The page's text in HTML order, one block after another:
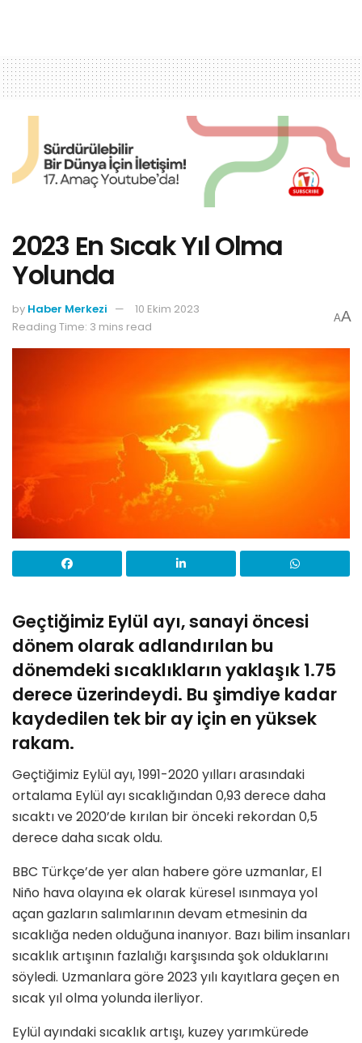
2023 En Sıcak Yıl Olma
Yolunda
by Haber Merkezi
10 Ekim 2023
Reading Time: 3 mins read
AA
Geçtiğimiz Eylül ayı, sanayi öncesi
dönem olarak adlandırılan bu
dönemdeki sıcaklıkların yaklaşık 1.75
derece üzerindeydi. Bu şimdiye kadar
kaydedilen tek bir ay için en yüksek
rakam.
Geçtiğimiz Eylül ayı, 1991-2020 yılları arasındaki
ortalama Eylül ayı sıcaklığından 0,93 derece daha
sıcaktı ve 2020’de kırılan bir önceki rekordan 0,5
derece daha sıcak oldu.
BBC Türkçe’de yer alan habere göre uzmanlar, El
Niño hava olayına ek olarak küresel ısınmaya yol
açan gazların salımlarının devam etmesinin da
sıcaklığa neden olduğuna inanıyor. Bazı bilim insanları
sıcaklık artışının fazlalığı karşısında şok olduklarını
söyledi. Uzmanlara göre 2023 yılı kayıtlara geçen en
sıcak yıl olma yolunda ilerliyor.
Eylül ayındaki sıcaklık artışı, kuzey yarımkürede